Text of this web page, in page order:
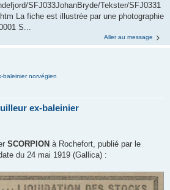
SFJ033JohanBryde/Tekster/SFJ0331
La fiche est illustrée par une photographie
S...
Aller au message
baleinier norvégien
ex-baleinier
SCORPION à Rochefort, publié par le
du 24 mai 1919 (Gallica) :